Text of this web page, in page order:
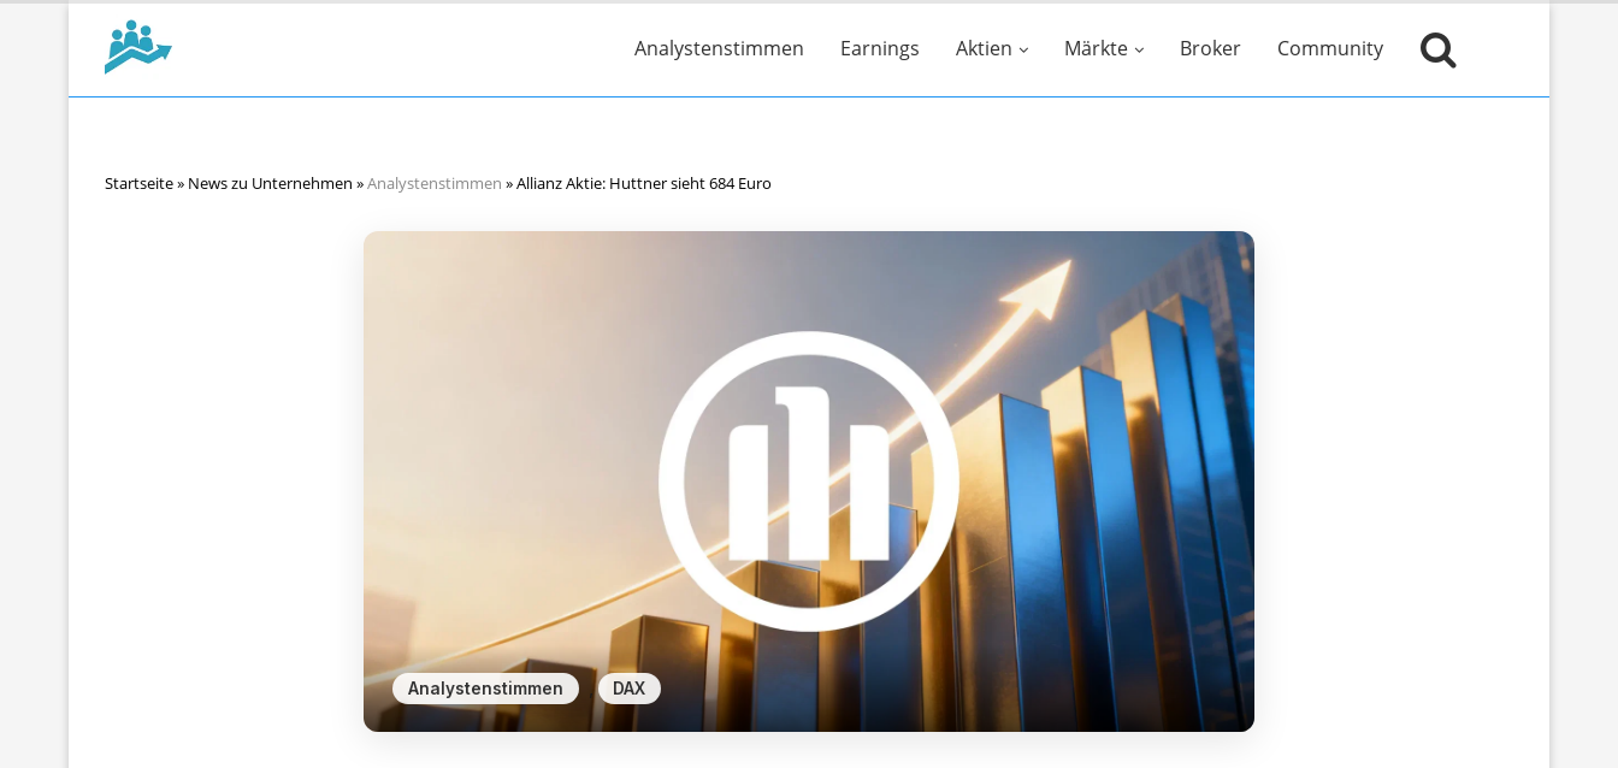
Analystenstimmen Earnings Aktien Märkte Broker Community
Startseite» News zu Unternehmen »Analystenstimmen »Allianz Aktie: Huttner sieht 684 Euro
Analystenstimmen , DAX